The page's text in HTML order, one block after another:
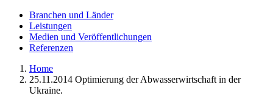
Branchen und Länder
Leistungen
Medien und Veröffentlichungen
Referenzen
Home
25.11.2014 Optimierung der Abwasserwirtschaft in der
Ukraine.